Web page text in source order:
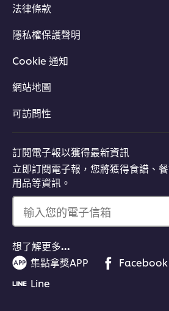
法律條款
隱私權保護聲明
Cookie 通知
網站地圖
可訪問性
訂閱電子報以獲得最新資訊
立即訂閱電子報，您將獲得食譜、
用品等資訊。
輸入您的電子信箱
想了解更多…
集點拿獎APP
Facebook
Line